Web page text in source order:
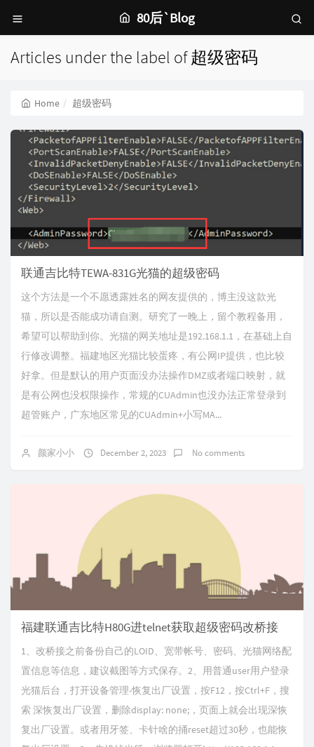
80后`Blog
Articles under the label of 超级密码
Home 超级密码
联通吉比特TEWA-831G光猫的超级密码
这个方法是一个不愿透露姓名的网友提供的，博主没这款光
猫，所以是否能成功请自测。研究了一晚上，留个教程备用，
希望可以帮助到你。光猫的网关地址是192.168.1.1，在基础上自
行修改调整。福建地区光猫比较蛋疼，有公网IP提供，也比较
好拿。但是默认的用户页面没办法操作DMZ或者端口映射，就
是有公网也没权限操作，常规的CUAdmin也没办法正常登录到
超管账户，广东地区常见的CUAdmin+小写MA...
颜家小小 December 2, 2023 No comments
福建联通吉比特H80G进telnet获取超级密码改桥接
1、改桥接之前备份自己的LOID、宽带帐号、密码、光猫网络配
置信息等信息，建议截图等方式保存。2、用普通user用户登录
光猫后台，打开设备管理-恢复出厂设置，按F12，按Ctrl+F，搜
索 深恢复出厂设置，删除display: none;，页面上就会出现深恢
复出厂设置。或者用牙签、卡针啥的捅reset超过30秒，也能恢